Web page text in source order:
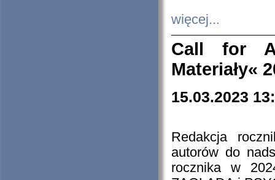
więcej...
Call for
Materiały«
15.03.2023
Redakcja
autorów do
rocznika w